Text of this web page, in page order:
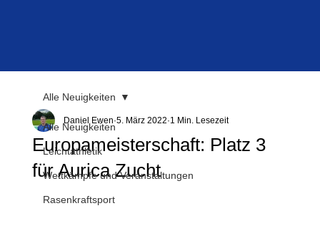
Alle Neuigkeiten
Leichtathletik
Wettkämpfe und Veranstaltungen
Rasenkraftsport
Alle Neuigkeiten
Europameisterschaft: Platz 3
für Aurica Zucht
Daniel Ewen 5. März 2022 1 Min. Lesezeit